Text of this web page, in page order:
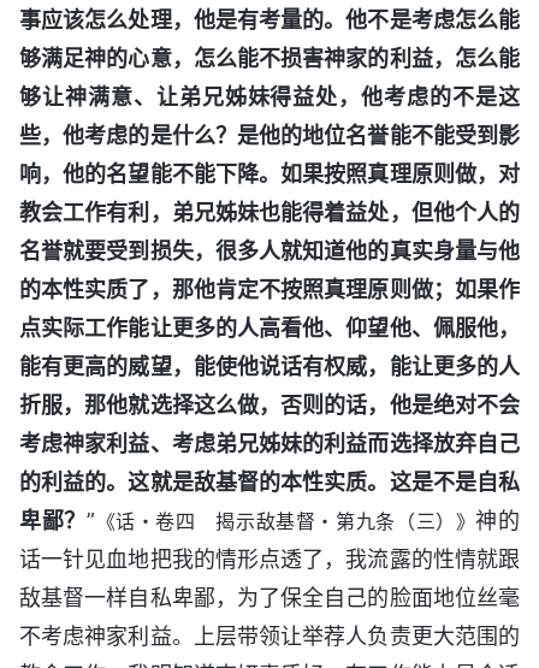
事应该怎么处理，他是有考量的。他不是考虑怎么能
够满足神的心意，怎么能不损害神家的利益，怎么能
够让神满意、让弟兄姊妹得益处，他考虑的不是这
些，他考虑的是什么？是他的地位名誉能不能受到影
响，他的名望能不能下降。如果按照真理原则做，对
教会工作有利，弟兄姊妹也能得着益处，但他个人的
名誉就要受到损失，很多人就知道他的真实身量与他
的本性实质了，那他肯定不按照真理原则做；如果作
点实际工作能让更多的人高看他、仰望他、佩服他，
能有更高的威望，能使他说话有权威，能让更多的人
折服，那他就选择这么做，否则的话，他是绝对不会
考虑神家利益、考虑弟兄姊妹的利益而选择放弃自己
的利益的。这就是敌基督的本性实质。这是不是自私
卑鄙？ ” 《话・卷四 揭示敌基督・第九条（三）》神的
话一针见血地把我的情形点透了，我流露的性情就跟
敌基督一样自私卑鄙，为了保全自己的脸面地位丝毫
不考虑神家利益。上层带领让举荐人负责更大范围的